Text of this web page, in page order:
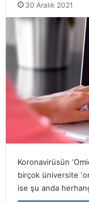
30 Aralık 2021
Koronavirüsün
birçok üniversite
ise şu anda